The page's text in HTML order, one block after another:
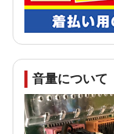
音量について